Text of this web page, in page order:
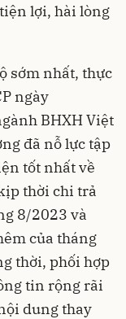
lợi, hài lòng
sớm nhất, thực
ngày
BHXH Việt
đã nỗ lực tập
tốt nhất về
thời chi trả
8/2023 và
của tháng
thời, phối hợp
tin rộng rãi
dung thay